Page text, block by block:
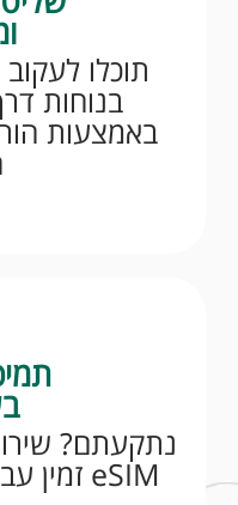
תוכלו
בנוחות
eSIM זמין עבורכם בעברית 24/7